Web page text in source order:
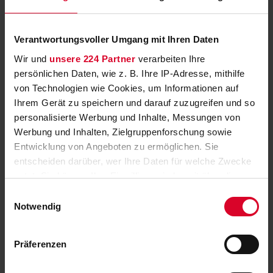
Verantwortungsvoller Umgang mit Ihren Daten
Wir und unsere 224 Partner verarbeiten Ihre
persönlichen Daten, wie z. B. Ihre IP-Adresse, mithilfe
von Technologien wie Cookies, um Informationen auf
Ihrem Gerät zu speichern und darauf zuzugreifen und so
personalisierte Werbung und Inhalte, Messungen von
Werbung und Inhalten, Zielgruppenforschung sowie
Entwicklung von Angeboten zu ermöglichen. Sie
entscheiden darüber, wer Ihre Daten für welche Zwecke
nutzt. Sie können Ihre Einwilligung jederzeit über die
Trigger Symbol ändern oder widerrufen
Informationen über Ihre geografische Lage
Notwendig
Präferenzen
Stunden live
hat»
„Fit mit den Stars“ – Armin Assinger
von 29. Juli bis 2. August in ORF 2 und auf ORF ON»
Start für „Herrschaftszeiten! – Johann-
Spannende Entdeckungstouren zu alten Gemäuern und ihren
Schlossherren und Schlossdamen
Neue Folgen „Die Retourenjäger“ bei
RTLZWEI